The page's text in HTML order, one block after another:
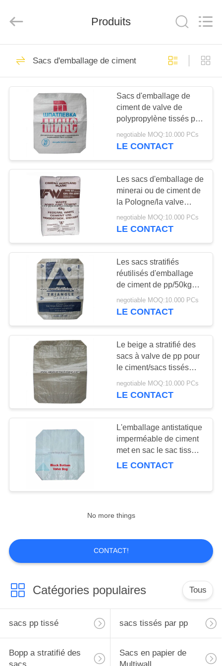
APERÇU
PRODUITS
PROPOS
NOUS
VISITE
D'USINE
CONTRÔLE
DE
QUALITÉ
CONTACT
DEMANDE
SOUMISSION
PLAN
PRIVACY
Management
Services
sacs pp tissé
sacs tissés par pp
12
Bopp a stratifié des
sacs
Sacs en papier de
Multiwall
15
d'aluminium
Sacs scellés par
valve
7
Produits
Sacs d'emballage de ciment
Sacs d'emballage de
ciment de valve de
polypropylène tissés par
fond de bloc avec
l'impression adaptée
negotiable MOQ:10.000 PCs
LE CONTACT
Les sacs d'emballage de
minerai ou de ciment de
la Pologne/la valve
inférieure de papier
emballage de bloc
negotiable MOQ:10.000 PCs
LE CONTACT
Les sacs stratifiés
réutilisés d'emballage
de ciment de pp/50kgs
ont imprimé les sacs
tissés à sac de valve
negotiable MOQ:10.000 PCs
LE CONTACT
Le beige a stratifié des
sacs à valve de pp pour
le ciment/sacs tissés
légers durables de valve
negotiable MOQ:10.000 PCs
LE CONTACT
L'emballage antistatique
imperméable de ciment
met en sac le sac tissé
par polypropylène pour
LE CONTACT
No more things
CONTACT!
Catégories populaires Tous
sacs pp tissé sacs tissés par pp
Bopp a stratifié des
Sacs en papier de